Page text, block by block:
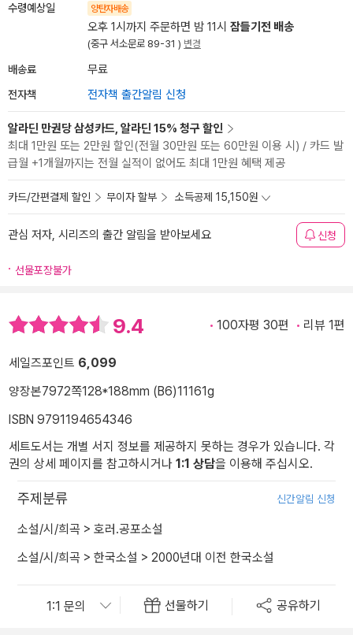
수령예상일 양탄자배송
오후 1시까지 주문하면 밤 11시 잠들기전 배송
(중구 서소문로 89-31 ) 변경
배송료 무료
전자책 전자책 출간알림 신청
알라딘 만권당 삼성카드, 알라딘 15% 청구 할인
최대 1만원 또는 2만원 할인(전월 30만원 또는 60만원 이용 시) / 카드 발
급월 +1개월까지는 전월 실적이 없어도 최대 1만원 혜택 제공
카드/간편결제 할인 무이자 할부 소득공제 15,150원
관심 저자, 시리즈의 출간 알림을 받아보세요 신청
선물포장불가
9.4 100자평 30편 리뷰 1편
세일즈포인트 6,099
양장본7972쪽128*188mm (B6)11161g
ISBN 9791194654346
세트도서는 개별 서지 정보를 제공하지 못하는 경우가 있습니다. 각
권의 상세 페이지를 참고하시거나 1:1 상담을 이용해 주십시오.
주제분류 신간알림 신청
소설/시/희곡 > 호러.공포소설
소설/시/희곡 > 한국소설 > 2000년대 이전 한국소설
선물하기 공유하기